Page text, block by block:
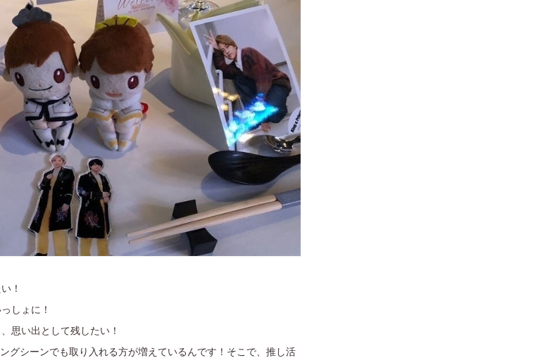
！
しょに！
思い出として残したい！
グシーンでも取り入れる方が増えているんです！そこで、推し活